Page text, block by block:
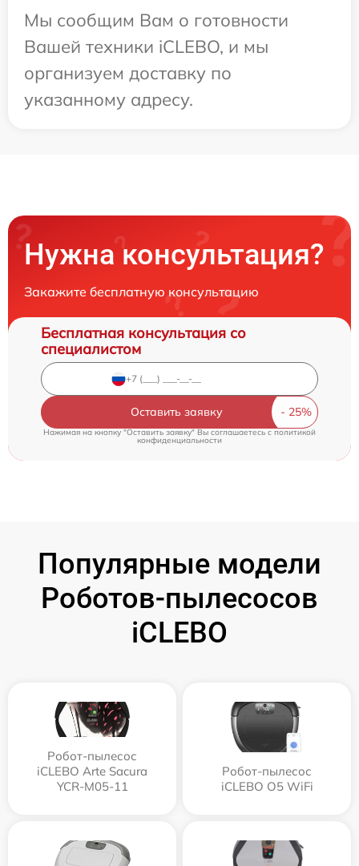
Мы сообщим Вам о готовности
Вашей техники iCLEBO, и мы
организуем доставку по
указанному адресу.
Нужна консультация?
Закажите бесплатную консультацию
Бесплатная консультация со
специалистом
Оставить заявку
Нажимая на кнопку "Оставить заявку" Вы соглашаетесь cполитикой
конфиденциальности
Популярные модели
Роботов-пылесосов
iCLEBO
Робот-пылесос
iCLEBO Arte Sacura
YCR-M05-11
Робот-пылесос
iCLEBO O5 WiFi